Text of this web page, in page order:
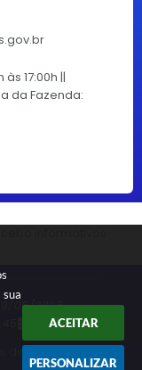
sua
ACEITAR
PERSONALIZAR
17:00h ||
da Fazenda:
06/2026
Dados Abertos